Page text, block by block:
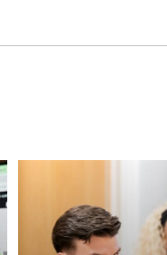
Sparrauksen
hyödyt